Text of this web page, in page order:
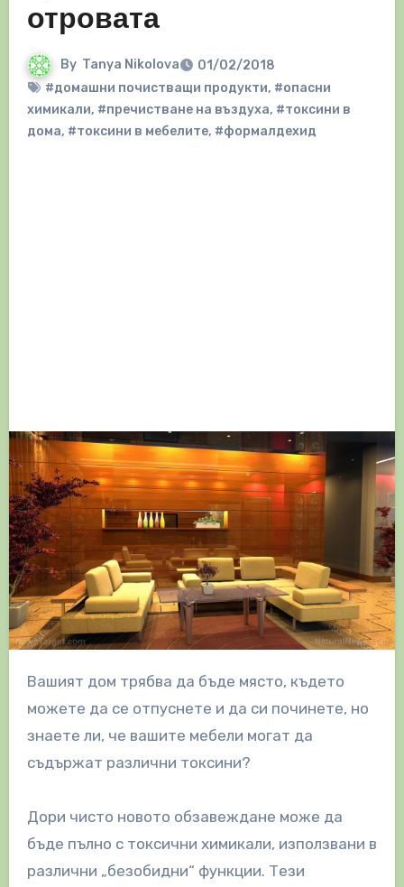
отровата
By Tanya Nikolova
01/02/2018
#домашни почистващи продукти, #опасни
химикали, #пречистване на въздуха, #токсини в
дома, #токсини в мебелите, #формалдехид
Вашият дом трябва да бъде място, където
можете да се отпуснете и да си починете, но
знаете ли, че вашите мебели могат да
съдържат различни токсини?
Дори чисто новото обзавеждане може да
бъде пълно с токсични химикали, използвани в
различни „безобидни“ функции. Тези